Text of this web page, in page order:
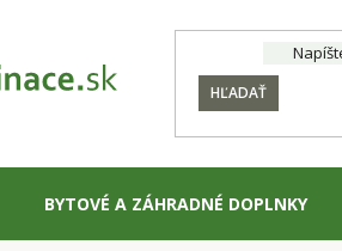
HĽADAŤ
BYTOVÉ A ZÁHRADNÉ DOPLNKY